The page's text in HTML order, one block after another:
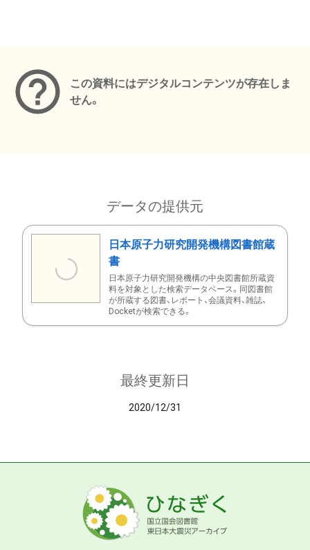
この資料にはデジタルコンテンツが存在しま
せん。
データの提供元
日本原子力研究開発機構図書館蔵
書
日本原子力研究開発機構の中央図書館所蔵資
料を対象とした検索データベース。同図書館
が所蔵する図書、レポート、会議資料、雑誌、
Docketが検索できる。
最終更新日
2020/12/31